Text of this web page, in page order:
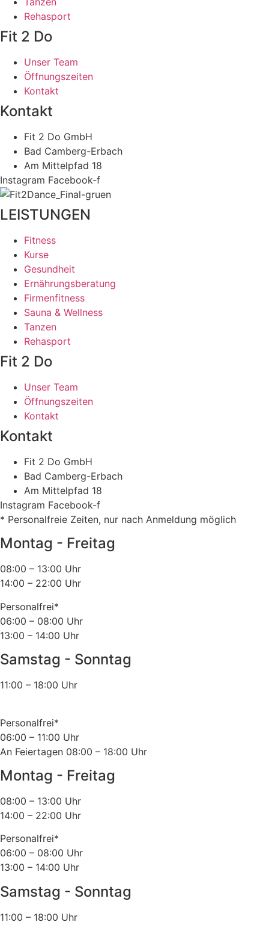
Rehasport
Fit 2 Do
Unser Team
Öffnungszeiten
Kontakt
Kontakt
Fit 2 Do GmbH
Bad Camberg-Erbach
Am Mittelpfad 18
Instagram Facebook-f
LEISTUNGEN
Fitness
Kurse
Gesundheit
Ernährungsberatung
Firmenfitness
Sauna & Wellness
Tanzen
Rehasport
Fit 2 Do
Unser Team
Öffnungszeiten
Kontakt
Kontakt
Fit 2 Do GmbH
Bad Camberg-Erbach
Am Mittelpfad 18
Instagram Facebook-f
* Personalfreie Zeiten, nur nach Anmeldung möglich
Montag - Freitag
08:00 – 13:00 Uhr
14:00 – 22:00 Uhr
Personalfrei*
06:00 – 08:00 Uhr
13:00 – 14:00 Uhr
Samstag - Sonntag
11:00 – 18:00 Uhr
Personalfrei*
06:00 – 11:00 Uhr
An Feiertagen 08:00 – 18:00 Uhr
Montag - Freitag
08:00 – 13:00 Uhr
14:00 – 22:00 Uhr
Personalfrei*
06:00 – 08:00 Uhr
13:00 – 14:00 Uhr
Samstag - Sonntag
11:00 – 18:00 Uhr